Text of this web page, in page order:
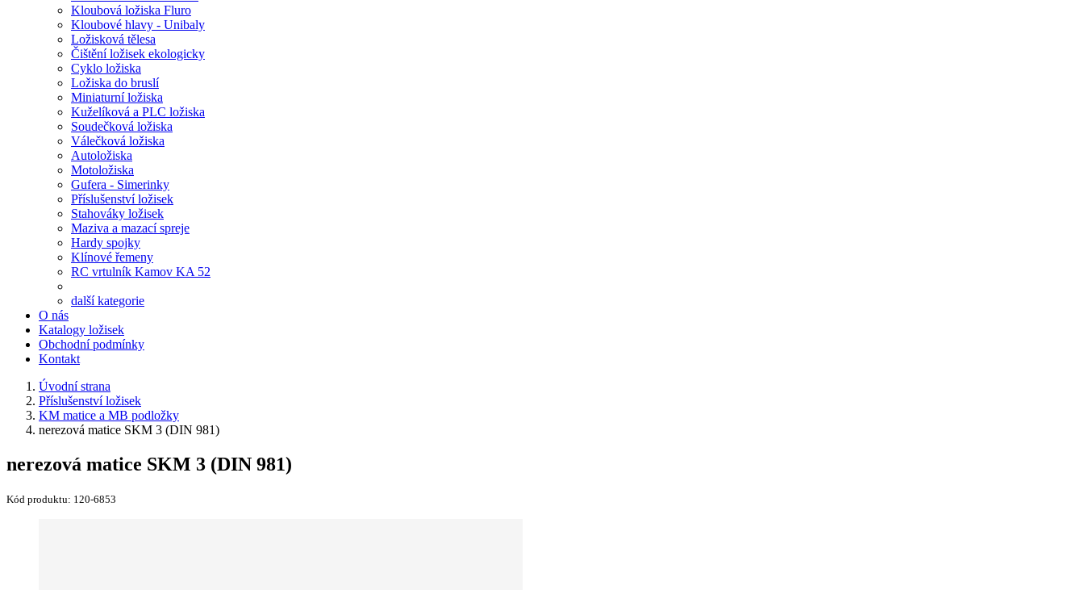
Kloubová ložiska Fluro
Kloubové hlavy - Unibaly
Ložisková tělesa
Čištění ložisek ekologicky
Cyklo ložiska
Ložiska do bruslí
Miniaturní ložiska
Kuželíková a PLC ložiska
Soudečková ložiska
Válečková ložiska
Autoložiska
Motoložiska
Gufera - Simerinky
Příslušenství ložisek
Stahováky ložisek
Maziva a mazací spreje
Hardy spojky
Klínové řemeny
RC vrtulník Kamov KA 52
další kategorie
O nás
Katalogy ložisek
Obchodní podmínky
Kontakt
Úvodní strana
Příslušenství ložisek
KM matice a MB podložky
nerezová matice SKM 3 (DIN 981)
nerezová matice SKM 3 (DIN 981)
Kód produktu: 120-6853